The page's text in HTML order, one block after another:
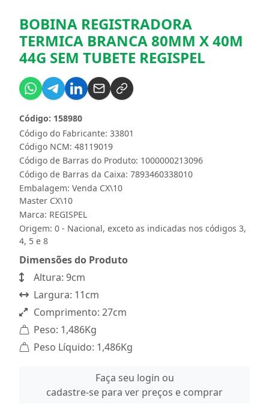
BOBINA REGISTRADORA
TERMICA BRANCA 80MM X 40M
44G SEM TUBETE REGISPEL
Código do Fabricante: 33801
Código: 158980
Código NCM: 48119019
Código de Barras do Produto: 1000000213096
Código de Barras da Caixa: 7893460338010
Embalagem: Venda CX\10
Master CX\10
Marca: REGISPEL
Origem: 0 - Nacional, exceto as indicadas nos códigos 3,
4, 5 e 8
Dimensões do Produto
Altura: 9cm
Largura: 11cm
Comprimento: 27cm
Peso: 1,486Kg
Peso Líquido: 1,486Kg
Faça seu login ou
cadastre-se para ver preços e comprar